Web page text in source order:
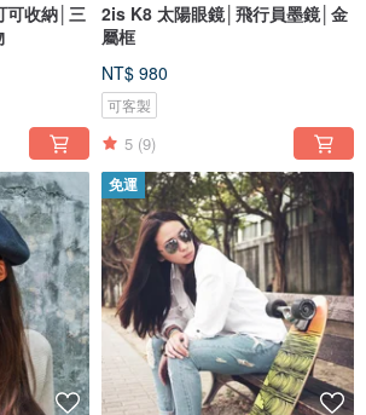
可收納│三
2is K8 太陽眼鏡│飛行員墨鏡│金
屬框
NT$ 980
可客製
5 (9)
免運